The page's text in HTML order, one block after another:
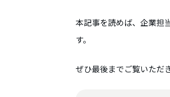
本記事を読めば、企業担
す。
ぜひ最後までご覧いただ